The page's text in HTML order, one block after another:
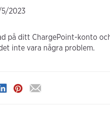
2023
på ditt ChargePoint-konto
inte vara några problem.